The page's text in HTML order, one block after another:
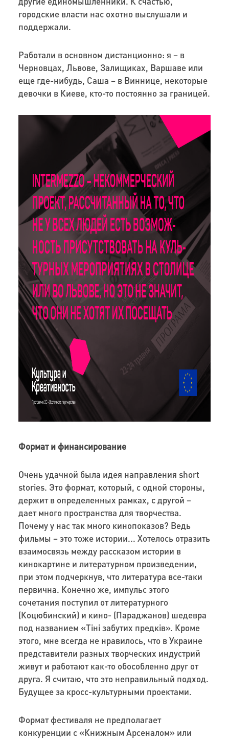
городские власти нас охотно выслушали и
поддержали.
Работали в основном дистанционно: я – в
Черновцах, Львове, Залищиках, Варшаве или
еще где-нибудь, Саша – в Виннице, некоторые
девочки в Киеве, кто-то постоянно за границей.
Формат и финансирование
Очень удачной была идея направления short
stories. Это формат, который, с одной стороны,
держит в определенных рамках, с другой –
дает много пространства для творчества.
Почему у нас так много кинопоказов? Ведь
фильмы – это тоже истории... Хотелось отразить
взаимосвязь между рассказом истории в
кинокартине и литературном произведении,
при этом подчеркнув, что литература все-таки
первична. Конечно же, импульс этого
сочетания поступил от литературного
(Коцюбинский) и кино- (Параджанов) шедевра
под названием «Тіні забутих предків». Кроме
этого, мне всегда не нравилось, что в Украине
представители разных творческих индустрий
живут и работают как-то обособленно друг от
друга. Я считаю, что это неправильный подход.
Будущее за кросс-культурными проектами.
Формат фестиваля не предполагает
конкуренции с «Книжным Арсеналом» или